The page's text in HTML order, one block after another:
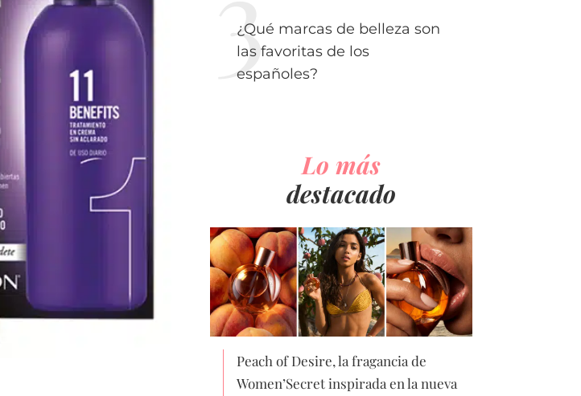
¿Qué marcas de belleza son
las favoritas de los
españoles?
Lo más
destacado
Peach of Desire, la fragancia de
Women’Secret inspirada en la nueva